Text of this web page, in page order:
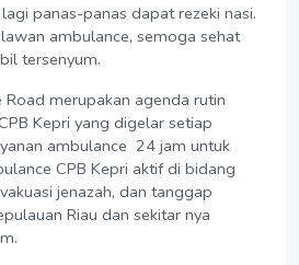
panas-panas dapat rezeki nasi.
ambulance, semoga sehat
tersenyum.
Road merupakan agenda rutin
Kepri yang digelar setiap
ambulance 24 jam untuk
CPB Kepri aktif di bidang
jenazah, dan tanggap
Riau dan sekitar nya